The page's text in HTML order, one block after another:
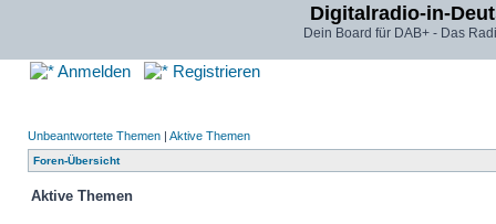
Digitalradio-in-
Dein Board für DAB+ - Das
Anmelden Registrieren
Unbeantwortete Themen | Aktive Themen
Foren-Übersicht
Aktive Themen